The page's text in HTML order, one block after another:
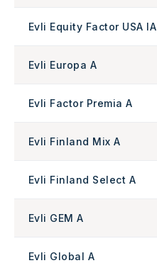
Evli Equity Factor USA IA
Evli Europa A
Evli Factor Premia A
Evli Finland Mix A
Evli Finland Select A
Evli GEM A
Evli Global A